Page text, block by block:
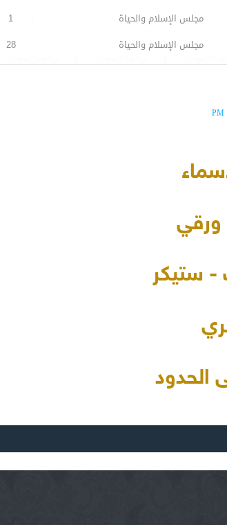
مجلس الإسلام والحياة 1
مجلس الإسلام والحياة 28
- ستيكر